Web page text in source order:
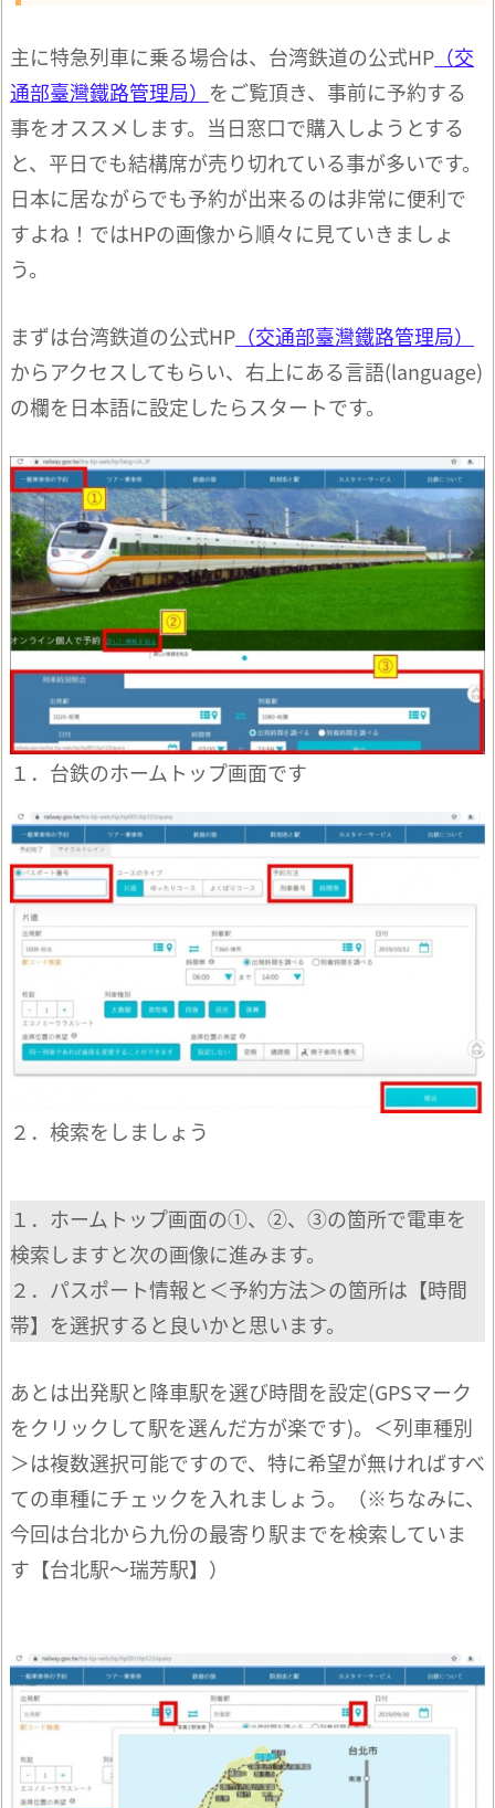
主に特急列車に乗る場合は、台湾鉄道の公式HP （交
通部臺灣鐵路管理局） をご覧頂き、事前に予約する
事をオススメします。当日窓口で購入しようとする
と、平日でも結構席が売り切れている事が多いです。
日本に居ながらでも予約が出来るのは非常に便利で
すよね！ではHPの画像から順々に見ていきましょ
う。
まずは台湾鉄道の公式HP （交通部臺灣鐵路管理局）
からアクセスしてもらい、右上にある言語(language)
の欄を日本語に設定したらスタートです。
１．台鉄のホームトップ画面です
２．検索をしましょう
１．ホームトップ画面の①、②、③の箇所で電車を
検索しますと次の画像に進みます。
２．パスポート情報と＜予約方法＞の箇所は【時間
帯】を選択すると良いかと思います。
あとは出発駅と降車駅を選び時間を設定(GPSマーク
をクリックして駅を選んだ方が楽です)。＜列車種別
＞は複数選択可能ですので、特に希望が無ければすべ
ての車種にチェックを入れましょう。（※ちなみに、
今回は台北から九份の最寄り駅までを検索していま
す【台北駅～瑞芳駅】）